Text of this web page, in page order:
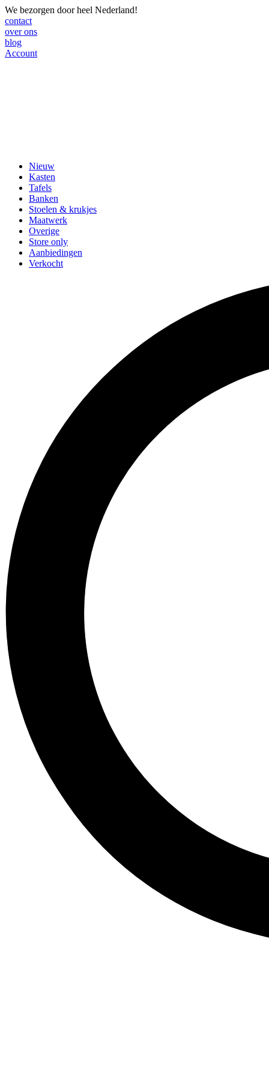
We bezorgen door heel Nederland!
contact
over ons
blog
Account
Nieuw
Kasten
Tafels
Banken
Stoelen & krukjes
Maatwerk
Overige
Store only
Aanbiedingen
Verkocht